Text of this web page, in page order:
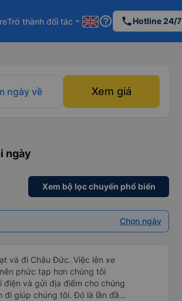
Trở thành đối tác arrow_drop_down help_outline phoneHotline 24/7
ngày về Xem giá
ngày
Xem bộ lọc chuyến phổ biến
Chọn ngày
và đi Châu Đức. Việc lên xe
phức tạp hơn chúng tôi
và gửi địa điểm cho chúng
đi giúp chúng tôi. Đó là lần đầu